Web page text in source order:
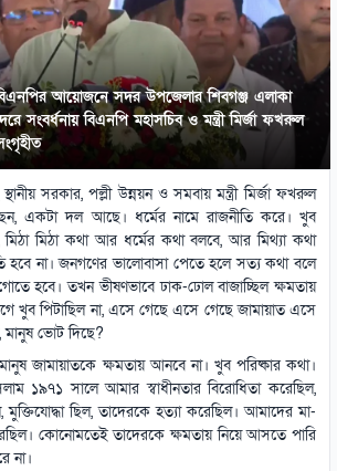
আয়োজনে সদর উপজেলার শিবগঞ্জ এলাকা
সংবর্ধনায় বিএনপি মহাসচিব ও মন্ত্রী মির্জা ফখরুল
সরকার, পল্লী উন্নয়ন ও সমবায় মন্ত্রী মির্জা ফখরুল
একটা দল আছে। ধর্মের নামে রাজনীতি করে। খুব
মিঠা কথা আর ধর্মের কথা বলবে, আর মিথ্যা কথা
হবে না। জনগণের ভালোবাসা পেতে হলে সত্য কথা বলে
হবে। তখন ভীষণভাবে ঢাক-ঢোল বাজাচ্ছিল ক্ষমতায়
খুব পিটাছিল না, এসে গেছে এসে গেছে জামায়াত এসে
মানুষ ভোট দিছে?
জামায়াতকে ক্ষমতায় আনবে না। খুব পরিষ্কার কথা।
১৯৭১ সালে আমার স্বাধীনতার বিরোধিতা করেছিল,
মুক্তিযোদ্ধা ছিল, তাদেরকে হত্যা করেছিল। আমাদের মা-
কোনোমতেই তাদেরকে ক্ষমতায় নিয়ে আসতে পারি
না।